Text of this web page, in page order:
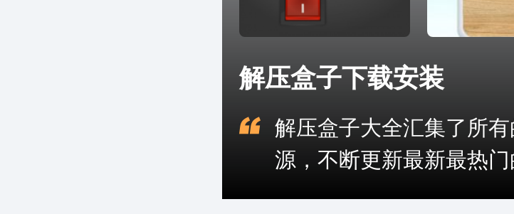
解压盒子下载安装
解压盒子大全汇集了所
源，不断更新最新最热